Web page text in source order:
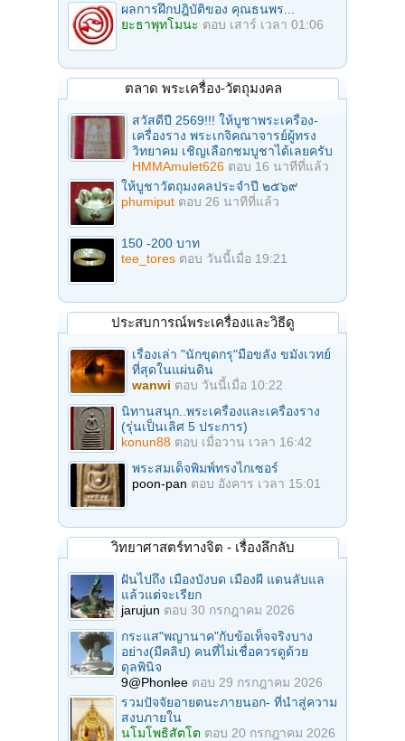
ผลการฝึกปฎิบัติของ คุณธนพร...
ยะธาพุทโมนะ ตอบ เสาร์ เวลา 01:06
ตลาด พระเครื่อง-วัตถุมงคล
สวัสดีปี 2569!!! ให้บูชาพระเครื่อง-
เครื่องราง พระเกจิคณาจารย์ผู้ทรง
วิทยาคม เชิญเลือกชมบูชาได้เลยครับ
HMMAmulet626 ตอบ 16 นาทีที่แล้ว
ให้บูชาวัตถุมงคลประจำปี ๒๕๖๙
phumiput ตอบ 26 นาทีที่แล้ว
150 -200 บาท
tee_tores ตอบ วันนี้เมื่อ 19:21
ประสบการณ์พระเครื่องและวิธีดู
เรื่องเล่า "นักขุดกรุ"มือขลัง ขมังเวทย์
ที่สุดในแผ่นดิน
wanwi ตอบ วันนี้เมื่อ 10:22
นิทานสนุก..พระเครื่องและเครื่องราง
(รุ่นเป็นเลิศ 5 ประการ)
konun88 ตอบ เมื่อวาน เวลา 16:42
พระสมเด็จพิมพ์ทรงไกเซอร์
poon-pan ตอบ อังคาร เวลา 15:01
วิทยาศาสตร์ทางจิต - เรื่องลึกลับ
ฝันไปถึง เมืองบังบด เมืองผี แดนลับแล
แล้วแต่จะเรียก
jarujun ตอบ 30 กรกฎาคม 2026
กระแส"พญานาค"กับข้อเท็จจริงบาง
อย่าง(มีคลิป) คนที่ไม่เชื่อควรดูด้วย
ดุลพินิจ
9@Phonlee ตอบ 29 กรกฎาคม 2026
รวมปัจจัยอายตนะภายนอก- ที่นำสู่ความ
สงบภายใน
นโมโพธิสัตโต ตอบ 20 กรกฎาคม 2026